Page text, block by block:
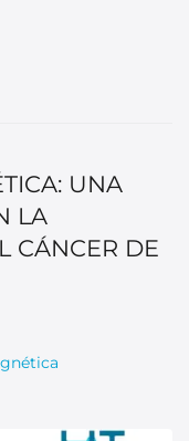
UNA
LA
CÁNCER DE